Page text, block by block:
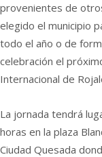
provenientes de
elegido el municipio
todo el año o de
celebración el
Internacional de
La jornada tendrá
horas en la plaza
Ciudad Quesada